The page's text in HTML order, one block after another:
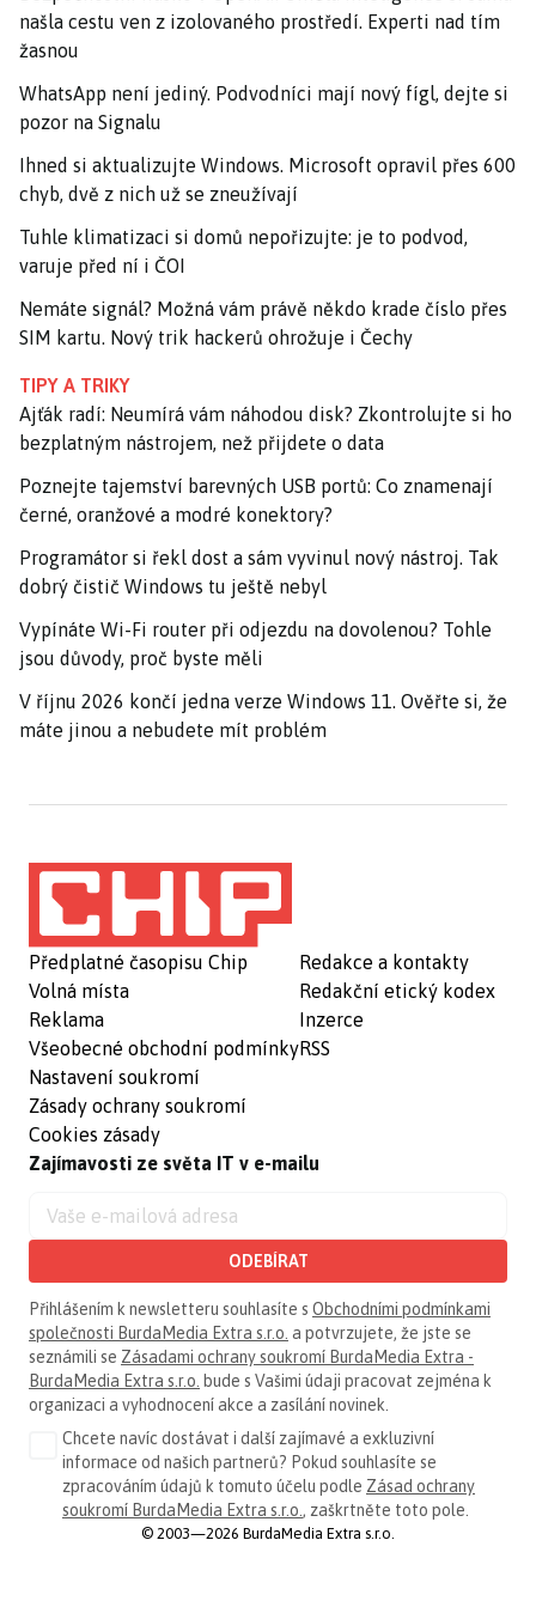
našla cestu ven z izolovaného prostředí. Experti nad tím
žasnou
WhatsApp není jediný. Podvodníci mají nový fígl, dejte si
pozor na Signalu
Ihned si aktualizujte Windows. Microsoft opravil přes 600
chyb, dvě z nich už se zneužívají
Tuhle klimatizaci si domů nepořizujte: je to podvod,
varuje před ní i ČOI
Nemáte signál? Možná vám právě někdo krade číslo přes
SIM kartu. Nový trik hackerů ohrožuje i Čechy
TIPY A TRIKY
Ajťák radí: Neumírá vám náhodou disk? Zkontrolujte si ho
bezplatným nástrojem, než přijdete o data
Poznejte tajemství barevných USB portů: Co znamenají
černé, oranžové a modré konektory?
Programátor si řekl dost a sám vyvinul nový nástroj. Tak
dobrý čistič Windows tu ještě nebyl
Vypínáte Wi-Fi router při odjezdu na dovolenou? Tohle
jsou důvody, proč byste měli
V říjnu 2026 končí jedna verze Windows 11. Ověřte si, že
máte jinou a nebudete mít problém
Předplatné časopisu Chip
Volná místa
Reklama
Všeobecné obchodní podmínky
Nastavení soukromí
Zásady ochrany soukromí
Cookies zásady
Redakce a kontakty
Redakční etický kodex
Inzerce
RSS
Zajímavosti ze světa IT v e-mailu
ODEBÍRAT
Přihlášením k newsletteru souhlasíte s Obchodními podmínkami
společnosti BurdaMedia Extra s.r.o. a potvrzujete, že jste se
seznámili se Zásadami ochrany soukromí BurdaMedia Extra -
BurdaMedia Extra s.r.o. bude s Vašimi údaji pracovat zejména k
organizaci a vyhodnocení akce a zasílání novinek.
Chcete navíc dostávat i další zajímavé a exkluzivní
informace od našich partnerů? Pokud souhlasíte se
zpracováním údajů k tomuto účelu podle Zásad ochrany
soukromí BurdaMedia Extra s.r.o. , zaškrtněte toto pole.
© 2003—2026 BurdaMedia Extra s.r.o.